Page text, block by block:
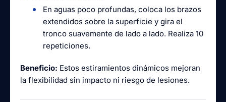
En aguas poco profundas, coloca los brazos
extendidos sobre la superficie y gira el
tronco suavemente de lado a lado. Realiza 10
repeticiones.
Beneficio: Estos estiramientos dinámicos mejoran
la flexibilidad sin impacto ni riesgo de lesiones.